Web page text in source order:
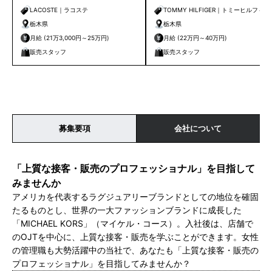
インセンティブあり！20～30代
活躍中！
LACOSTE｜ラコステ
栃木県
月給 (21万3,000円～25万円)
販売スタッフ
アウトレット店
TOMMY HILFIGER｜トミーヒルフィガ
ー
栃木県
月給 (22万円～40万円)
販売スタッフ
募集要項 会社について
「上質な接客・販売のプロフェッショナル」を目指して
みませんか
アメリカを代表するラグジュアリーブランドとしての地位を確固
たるものとし、世界の一大ファッションブランドに成長した
「MICHAEL KORS」（マイケル・コース）。入社後は、店舗で
のOJTを中心に、上質な接客・販売を学ぶことができます。女性
の管理職も大勢活躍中の当社で、あなたも「上質な接客・販売の
プロフェッショナル」を目指してみませんか？